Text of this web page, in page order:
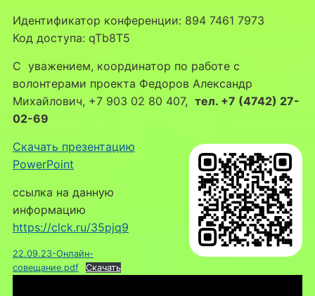
Идентификатор конференции: 894 7461 7973
Код доступа: qTb8T5
C уважением, координатор по работе с
волонтерами проекта Федоров Александр
Михайлович, +7 903 02 80 407, тел. +7 (4742) 27-
02-69
Скачать презентацию
PowerPoint
ссылка на данную
информацию
https://clck.ru/35pjq9
22.09.23-Онлайн-
совещание.pdf
Скачать